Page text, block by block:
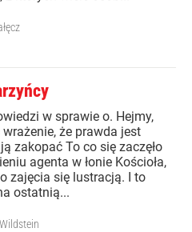
w sprawie o. Hejmy,
że prawda jest
zakopać To co się zaczęło
agenta w łonie Kościoła,
zajęcia się lustracją. I to
ostatnią...